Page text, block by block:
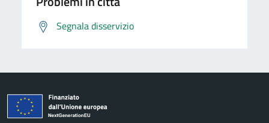
Segnala disservizio